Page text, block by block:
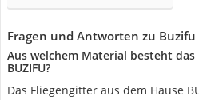
Fragen und Antworten zu
Aus welchem Material besteht
BUZIFU?
Das Fliegengitter aus dem Hause